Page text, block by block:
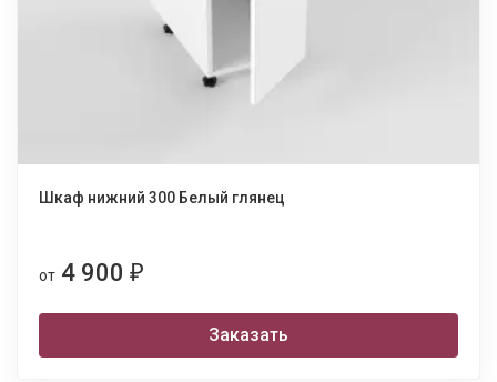
Шкаф нижний 300 Белый глянец
от 4 900 ₽
Заказать